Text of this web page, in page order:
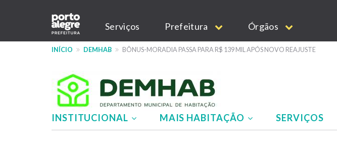
conteúdo
Main
navigation
Serviços Prefeitura Órgãos
INÍCIO DEMHAB BÔNUS-MORADIA PASSA PARA R$ 139 MIL APÓS NOVO REAJUSTE
INSTITUCIONAL MAIS HABITAÇÃO SERVIÇOS